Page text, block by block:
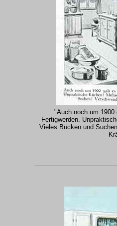
"Auch noch um 1900
Fertigwerden.
Vieles Bücken und